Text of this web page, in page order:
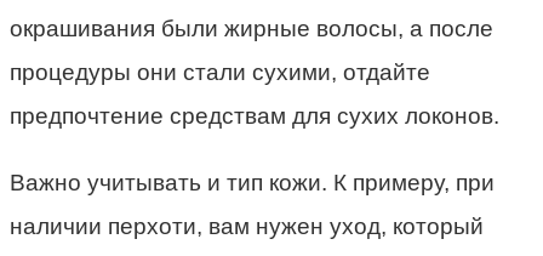
окрашивания были жирные волосы, а после
процедуры они стали сухими, отдайте
предпочтение средствам для сухих локонов.
Важно учитывать и тип кожи. К примеру, при
наличии перхоти, вам нужен уход, который